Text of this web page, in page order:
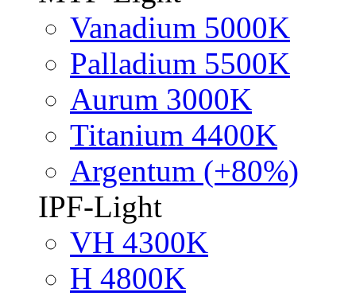
Vanadium 5000K
Palladium 5500K
Aurum 3000K
Titanium 4400K
Argentum (+80%)
IPF-Light
VH 4300K
H 4800K